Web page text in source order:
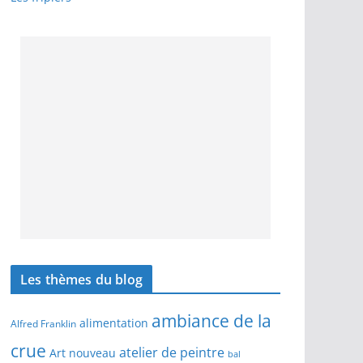
Les thèmes du blog
Alfred Franklin alimentation ambiance de la
crue Art nouveau atelier de peintre bal